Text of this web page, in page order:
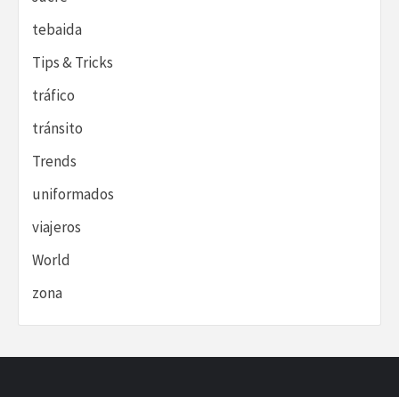
tebaida
Tips & Tricks
tráfico
tránsito
Trends
uniformados
viajeros
World
zona